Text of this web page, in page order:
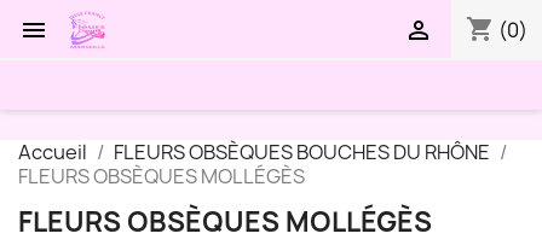
 shopping_cart (0)

Accueil
FLEURS OBSÈQUES BOUCHES DU RHÔNE
FLEURS OBSÈQUES MOLLÉGÈS
FLEURS OBSÈQUES MOLLÉGÈS